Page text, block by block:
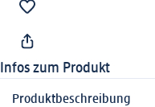
Infos zum Produkt
Produktbeschreibung